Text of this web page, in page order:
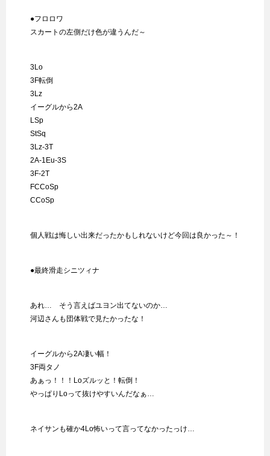
●フロロワ
スカートの左側だけ色が違うんだ～
3Lo
3F転倒
3Lz
イーグルから2A
LSp
StSq
3Lz-3T
2A-1Eu-3S
3F-2T
FCCoSp
CCoSp
個人戦は悔しい出来だったかもしれないけど今回は良かった～！
●最終滑走シニツィナ
あれ… そう言えばユヨン出てないのか…
河辺さんも団体戦で見たかったな！
イーグルから2A凄い幅！
3F両タノ
あぁっ！！！Loズルッと！転倒！
やっぱりLoって抜けやすいんだなぁ…
ネイサンも確か4Lo怖いって言ってなかったっけ…